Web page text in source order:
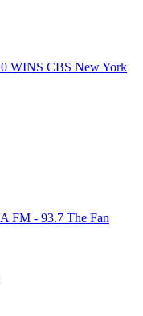
WINS CBS New York
FM - 93.7 The Fan